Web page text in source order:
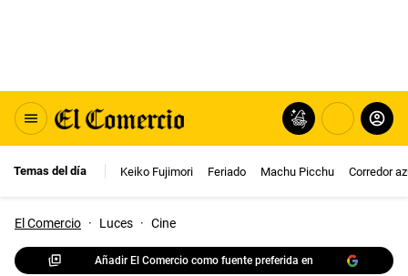
Temas del día Keiko Fujimori Feriado Machu Picchu Corredor
El Comercio · Luces · Cine
Añadir El Comercio como fuente preferida en